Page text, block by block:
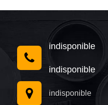
indisponible
indisponible
indisponible